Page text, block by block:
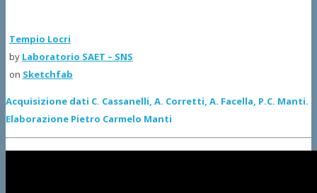
Tempio Locri
by Laboratorio SAET – SNS
on Sketchfab
Acquisizione dati C. Cassanelli, A. Corretti, A. Facella, P.C. Manti.
Elaborazione Pietro Carmelo Manti